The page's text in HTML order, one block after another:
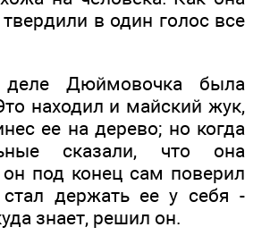
в один голос все
Дюймовочка была
находил и майский жук,
ее на дерево; но когда
сказали, что она
он под конец сам поверил
держать ее у себя -
знает, решил он.